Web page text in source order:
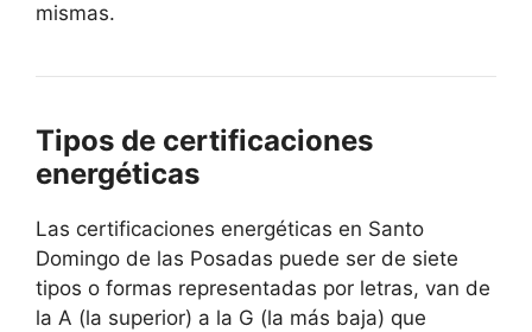
mismas.
Tipos de certificaciones
energéticas
Las certificaciones energéticas en Santo
Domingo de las Posadas puede ser de siete
tipos o formas representadas por letras, van de
la A (la superior) a la G (la más baja) que